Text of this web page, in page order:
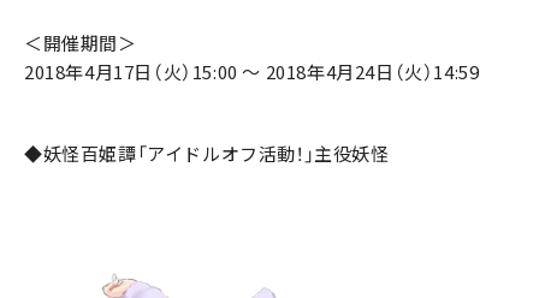
＜開催期間＞
2018年4月17日（火）15:00 ～ 2018年4月24日（火）14:59
◆妖怪百姫譚「アイドルオフ活動！」主役妖怪